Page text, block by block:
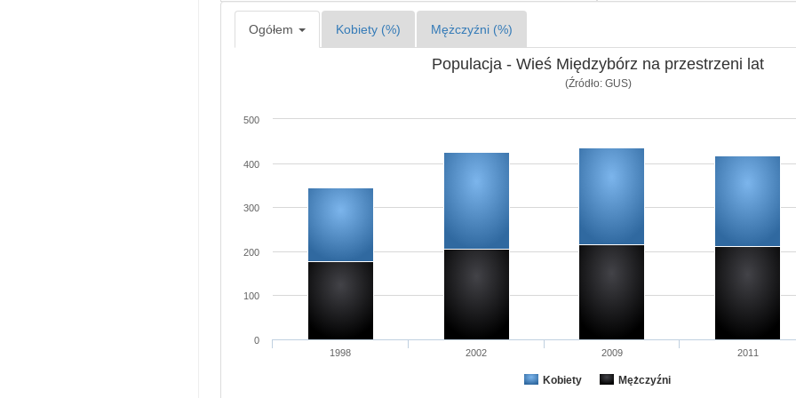
Ogółem Kobiety (%) Mężczyźni (%)
Populacja - Wieś Międzybórz na przestrzeni lat
(Źródło: GUS)
Kobiety Mężczyźni
1998 2002 2009 2011
0
100
200
300
400
500